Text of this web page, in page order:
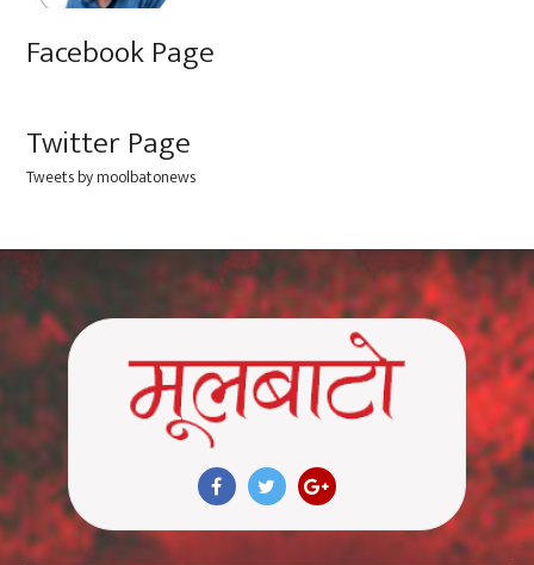
Facebook Page
Twitter Page
Tweets by moolbatonews